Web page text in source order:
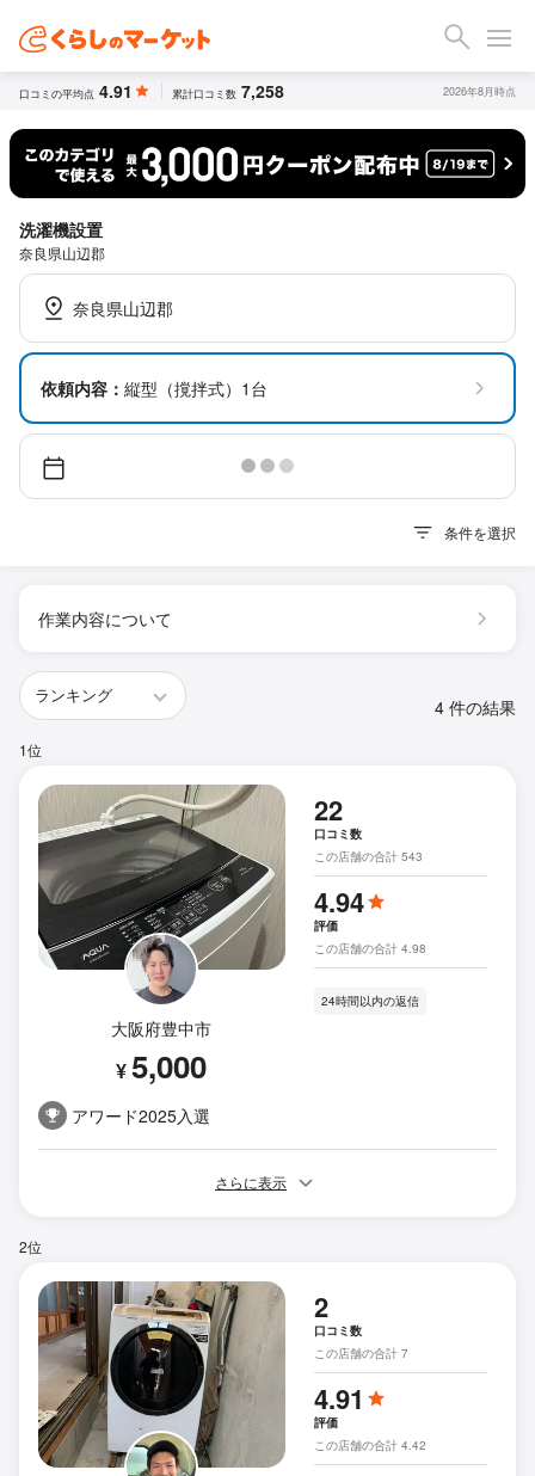
口コミの平均点 4.91 累計口コミ数 7,258 2026年8月時点
洗濯機設置
奈良県山辺郡
奈良県山辺郡
依頼内容： 縦型（撹拌式）1台
条件を選択
作業内容について
4 件の結果
1位
大阪府豊中市
¥5,000
アワード2025入選
22
口コミ数
この店舗の合計 543
4.94
評価
この店舗の合計 4.98
24時間以内の返信
さらに表示
2位
2
口コミ数
この店舗の合計 7
4.91
評価
この店舗の合計 4.42